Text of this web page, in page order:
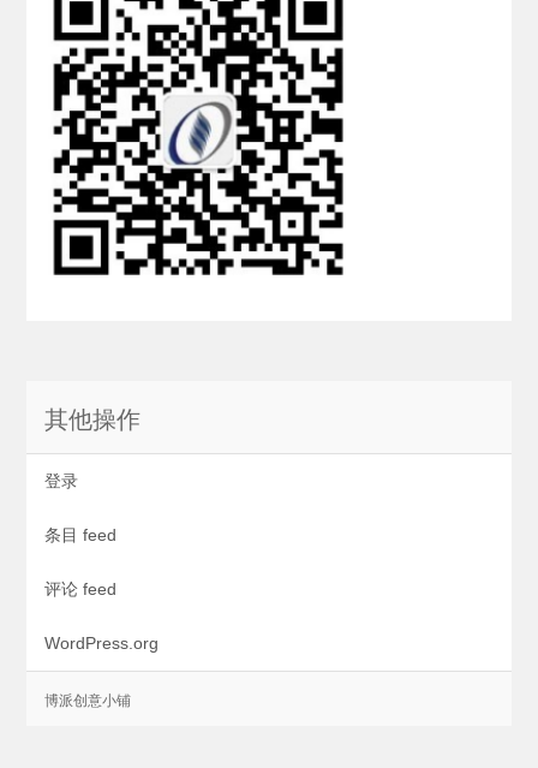
其他操作
登录
条目 feed
评论 feed
WordPress.org